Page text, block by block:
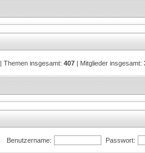
| Themen insgesamt: 407 | Mitglieder insgesamt:
Benutzername: Passwort: